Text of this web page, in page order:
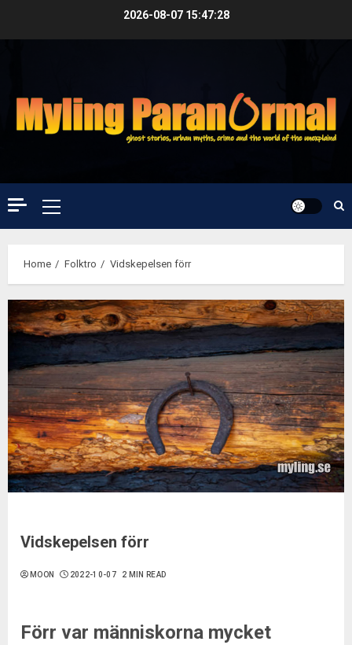
2026-08-07 15:47:28
Primary
Menu
Home Folktro Vidskepelsen förr
Vidskepelsen förr
MOON 2022-10-07 2 MIN READ
Förr var människorna mycket